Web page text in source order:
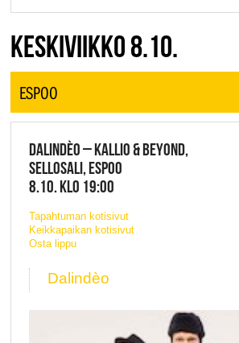
KESKIVIIKKO 8.10.
ESPOO
DALINDÈO – KALLIO & BEYOND,
SELLOSALI, ESPOO
8.10. KLO 19:00
Tapahtuman kotisivut
Keikkapaikan kotisivut
Osta lippu
Dalindèo